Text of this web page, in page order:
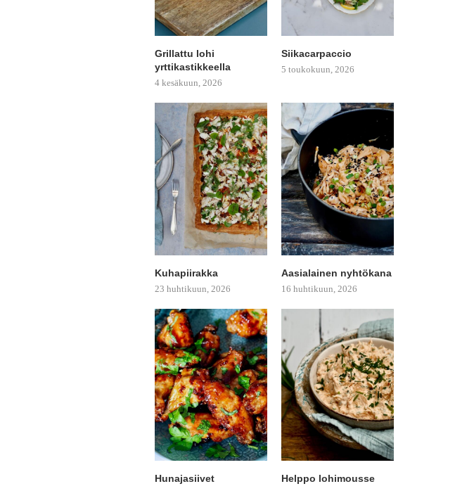
Grillattu lohi
yrttikastikkeella
4 kesäkuun, 2026
Siikacarpaccio
5 toukokuun, 2026
Kuhapiirakka
23 huhtikuun, 2026
Aasialainen nyhtökana
16 huhtikuun, 2026
Hunajasiivet Helppo lohimousse